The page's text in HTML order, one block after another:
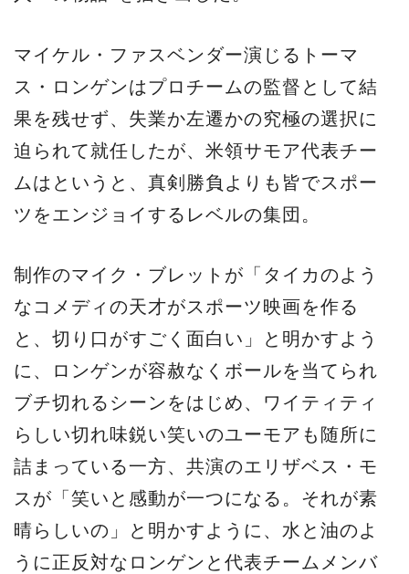
マイケル・ファスベンダー演じるトーマ
ス・ロンゲンはプロチームの監督として結
果を残せず、失業か左遷かの究極の選択に
迫られて就任したが、米領サモア代表チー
ムはというと、真剣勝負よりも皆でスポー
ツをエンジョイするレベルの集団。
制作のマイク・ブレットが「タイカのよう
なコメディの天才がスポーツ映画を作る
と、切り口がすごく面白い」と明かすよう
に、ロンゲンが容赦なくボールを当てられ
ブチ切れるシーンをはじめ、ワイティティ
らしい切れ味鋭い笑いのユーモアも随所に
詰まっている一方、共演のエリザベス・モ
スが「笑いと感動が一つになる。それが素
晴らしいの」と明かすように、水と油のよ
うに正反対なロンゲンと代表チームメンバ